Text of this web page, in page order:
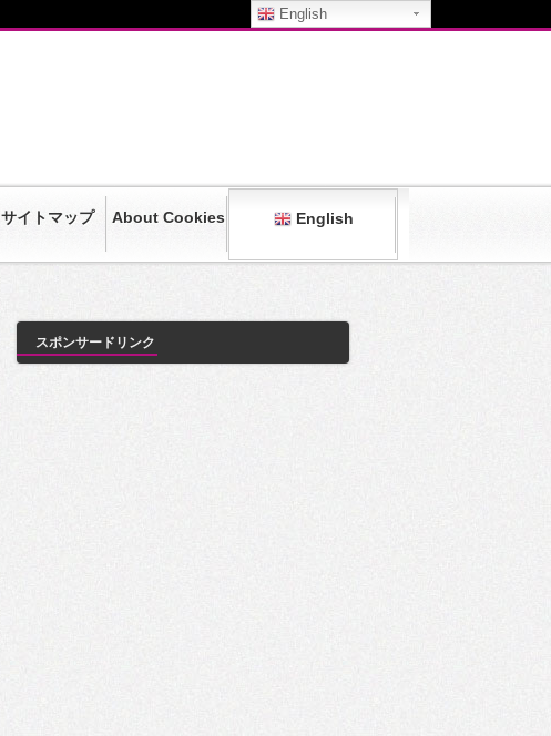
サイトマップ About Cookies English
スポンサードリンク
English